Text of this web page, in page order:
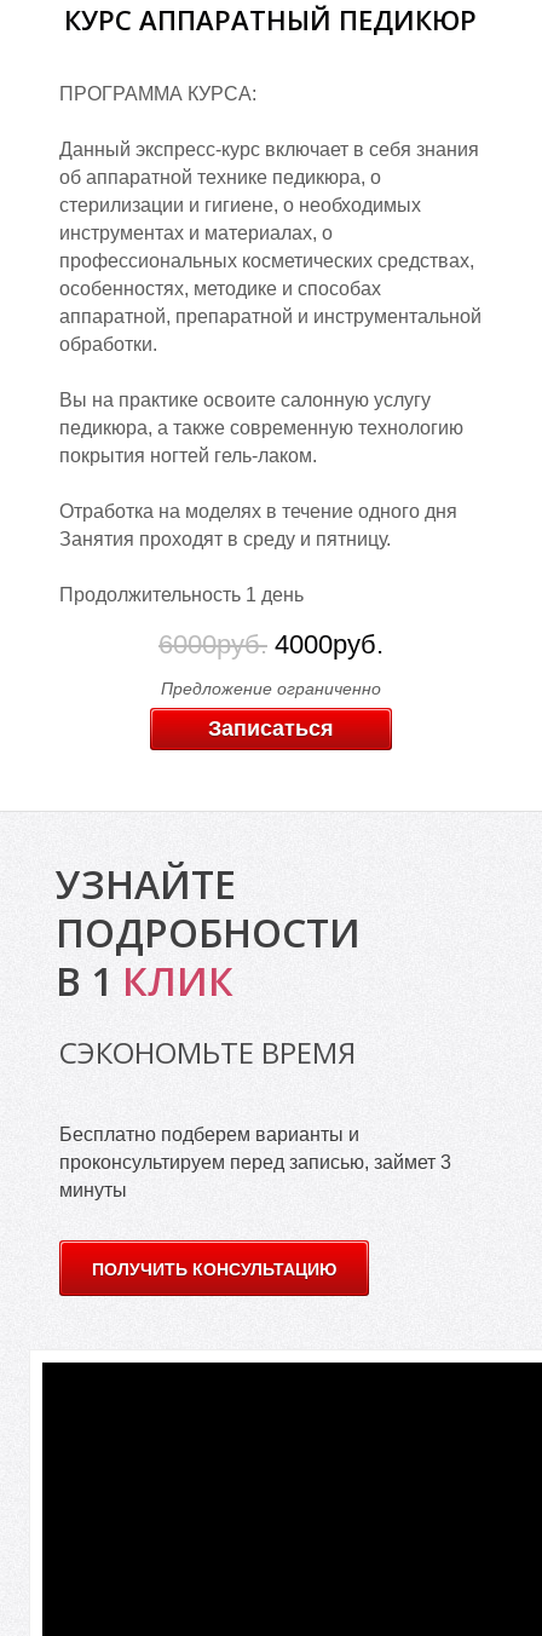
КУРС АППАРАТНЫЙ ПЕДИКЮР
ПРОГРАММА КУРСА:
Данный экспресс-курс включает в себя знания
об аппаратной технике педикюра, о
стерилизации и гигиене, о необходимых
инструментах и материалах, о
профессиональных косметических средствах,
особенностях, методике и способах
аппаратной, препаратной и инструментальной
обработки.
Вы на практике освоите салонную услугу
педикюра, а также современную технологию
покрытия ногтей гель-лаком.
Отработка на моделях в течение одного дня
Занятия проходят в среду и пятницу.
Продолжительность 1 день
6000руб. 4000руб.
Предложение ограниченно
Записаться
УЗНАЙТЕ
ПОДРОБНОСТИ
В 1 КЛИК
СЭКОНОМЬТЕ ВРЕМЯ
Бесплатно подберем варианты и
проконсультируем перед записью, займет 3
минуты
ПОЛУЧИТЬ КОНСУЛЬТАЦИЮ